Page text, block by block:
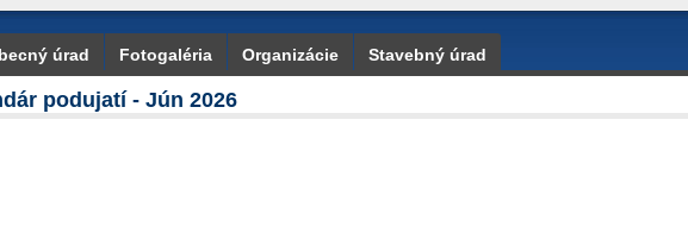
úrad Fotogaléria Organizácie Stavebný úrad
podujatí - Jún 2026